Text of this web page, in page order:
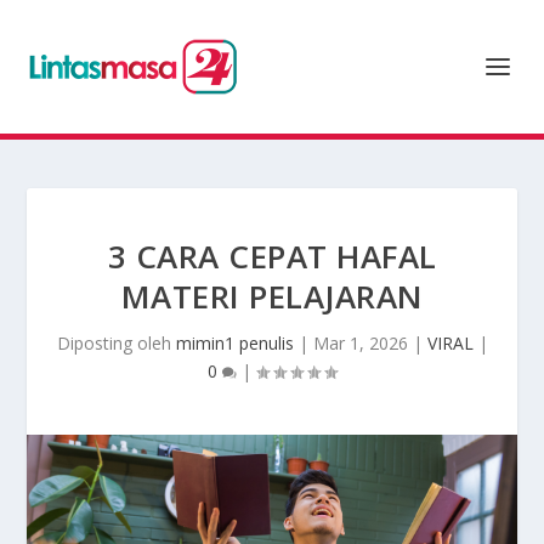
3 CARA CEPAT HAFAL
MATERI PELAJARAN
Diposting oleh mimin1 penulis | Mar 1, 2026 | VIRAL|
0
|